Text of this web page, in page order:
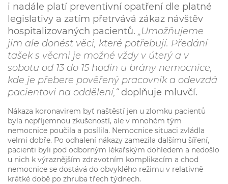
i nadále platí preventivní opatření dle platné
legislativy a zatím přetrvává zákaz návštěv
hospitalizovaných pacientů.
„Umožňujeme
jim ale donést věci, které potřebují. Předání
tašek s věcmi je možné vždy v úterý a v
sobotu od 13 do 15 hodin u brány nemocnice,
kde je přebere pověřený pracovník a odevzdá
pacientovi na oddělení,“doplňuje mluvčí.
Nákaza koronavirem byť naštěstí jen u zlomku pacientů
byla nepříjemnou zkušeností, ale v mnohém tým
nemocnice poučila a posílila. Nemocnice situaci zvládla
velmi dobře. Po odhalení nákazy zamezila dalšímu šíření,
pacienti byli pod odborným lékařským dohledem a nedošlo
u nich k výraznějším zdravotním komplikacím a chod
nemocnice se dostává do obvyklého režimu v relativně
krátké době po zhruba třech týdnech.